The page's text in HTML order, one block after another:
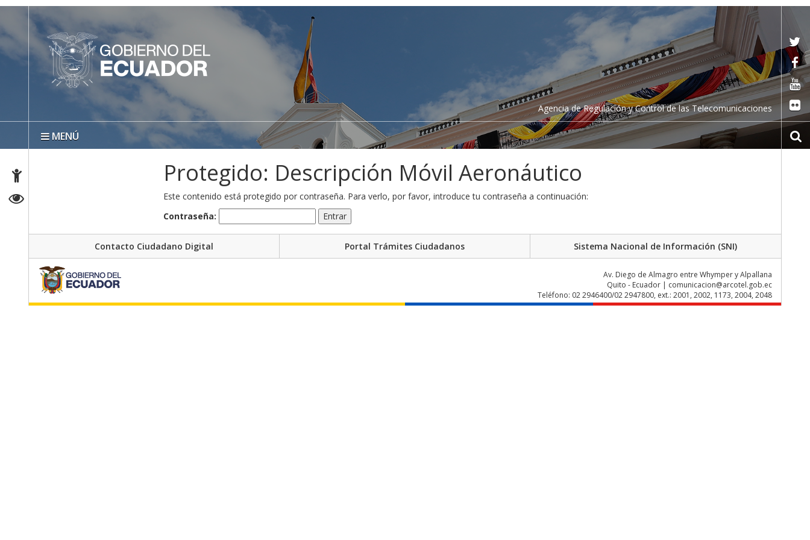
Agencia de Regulación y Control de las Telecomunicaciones
MENÚ
Protegido: Descripción Móvil Aeronáutico
Este contenido está protegido por contraseña. Para verlo, por favor, introduce tu contraseña a continuación:
Contraseña:
Contacto Ciudadano Digital Portal Trámites Ciudadanos Sistema Nacional de Información (SNI)
Av. Diego de Almagro entre Whymper y Alpallana
Quito - Ecuador | comunicacion@arcotel.gob.ec
Teléfono: 02 2946400/02 2947800, ext.: 2001, 2002, 1173, 2004, 2048